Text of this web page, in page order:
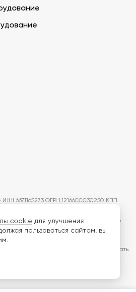
6671165273 ОГРН 1216600030250 КПП
публичной офертой. Изображения
товаров. Поставщик оставляет за
характеристики товаров без
заказчика, если это не влияет на
Мы используем cookie, чтобы делать
вы соглашаетесь с
и политикой конфиденциальности.
cookie для улучшения
пользоваться сайтом, вы